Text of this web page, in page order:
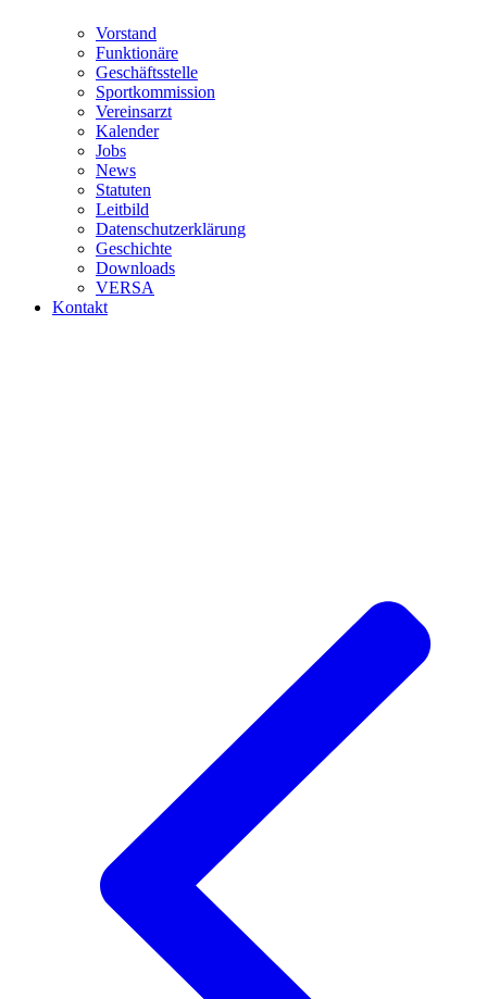
Vorstand
Funktionäre
Geschäftsstelle
Sportkommission
Vereinsarzt
Kalender
Jobs
News
Statuten
Leitbild
Datenschutzerklärung
Geschichte
Downloads
VERSA
Kontakt